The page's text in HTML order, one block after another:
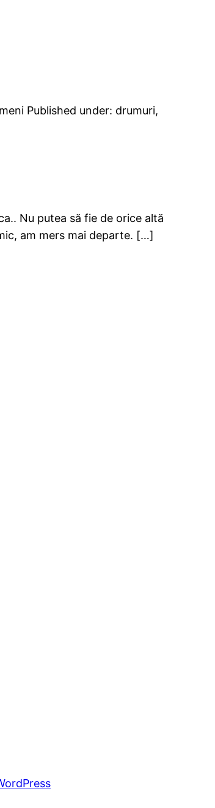
Published under: drumuri,
Nu putea să fie de orice altă
am mers mai departe. […]